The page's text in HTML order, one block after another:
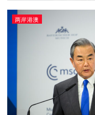
两岸港澳